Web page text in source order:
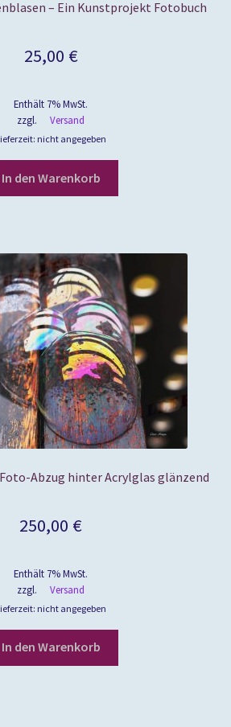
– Ein Kunstprojekt Fotobuch
25,00 €
Enthält 7% MwSt.
zzgl.
Versand
nicht angegeben
In den Warenkorb
Abzug hinter Acrylglas glänzend
250,00 €
Enthält 7% MwSt.
zzgl.
Versand
nicht angegeben
In den Warenkorb